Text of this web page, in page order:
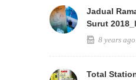
Jadual
Surut
8 years ago
Total